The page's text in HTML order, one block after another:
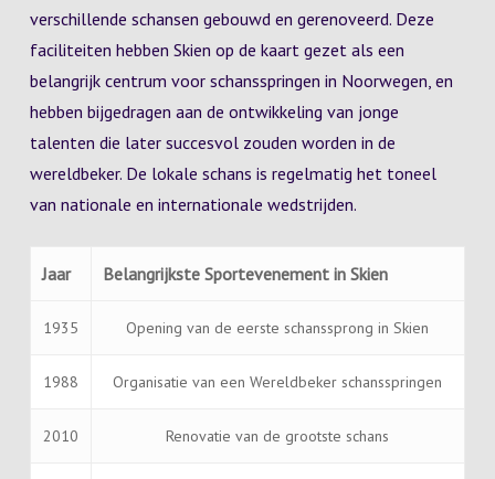
verschillende schansen gebouwd en gerenoveerd. Deze
faciliteiten hebben Skien op de kaart gezet als een
belangrijk centrum voor schansspringen in Noorwegen, en
hebben bijgedragen aan de ontwikkeling van jonge
talenten die later succesvol zouden worden in de
wereldbeker. De lokale schans is regelmatig het toneel
van nationale en internationale wedstrijden.
Jaar Belangrijkste Sportevenement in Skien
1935 Opening van de eerste schanssprong in Skien
1988 Organisatie van een Wereldbeker schansspringen
2010 Renovatie van de grootste schans